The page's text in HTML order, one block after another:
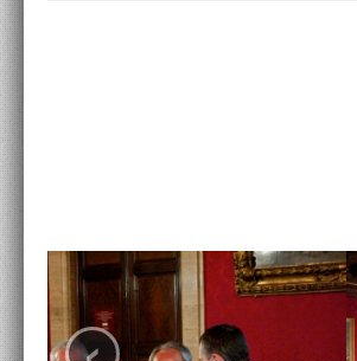
ACCADEMIA NAZIONALE DI SAN LUCA
I.E.D. / ROMA
POLITECNICO DI BARI
‹